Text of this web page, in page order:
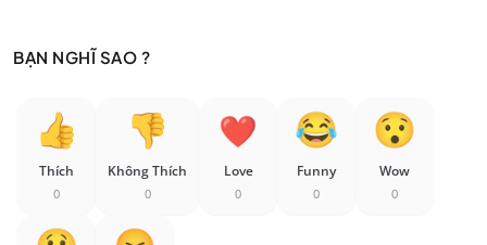
BẠN NGHĨ SAO ?
Thích
0
Không Thích
0
Love
0
Funny
0
Wow
0